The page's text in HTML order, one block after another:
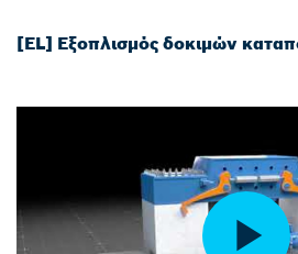
[EL] Εξοπλισμός δοκιμών